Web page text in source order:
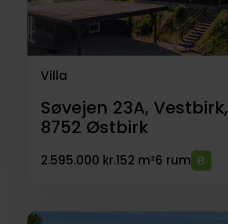
Villa
Søvejen 23A, Vestbirk,
8752 Østbirk
2.595.000 kr.152 m²6 rum